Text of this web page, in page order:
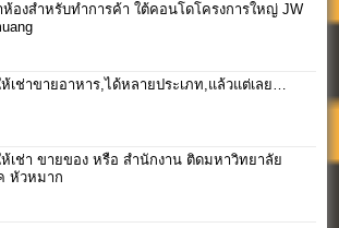
ห้องสำหรับทำการค้า ใต้คอนโดโครงการใหญ่ JW
เช่าขายอาหาร,ได้หลายประเภท,แล้วแต่เลย…
เช่า ขายของ หรือ สำนักงาน ติดมหาวิทยาลัย
หัวหมาก